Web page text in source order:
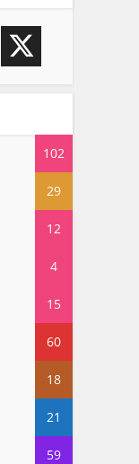
102
29
12
4
15
60
18
21
59